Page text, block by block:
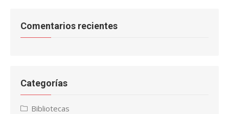
Comentarios recientes
Categorías
Bibliotecas